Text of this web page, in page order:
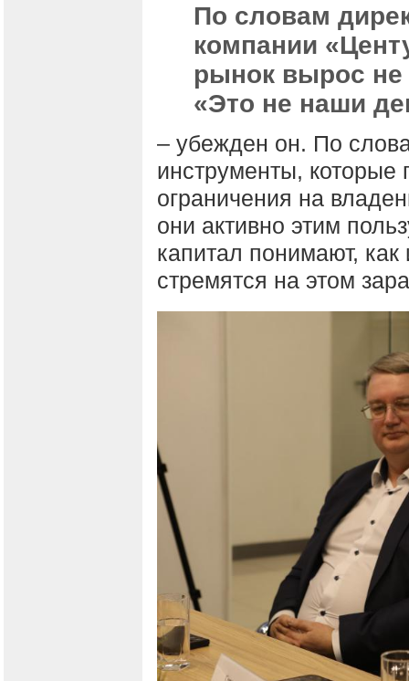
По словам
компании
рынок вырос не
«Это не наши
– убежден он. По
инструменты, которые
ограничения на
они активно этим
капитал понимают, как
стремятся на этом